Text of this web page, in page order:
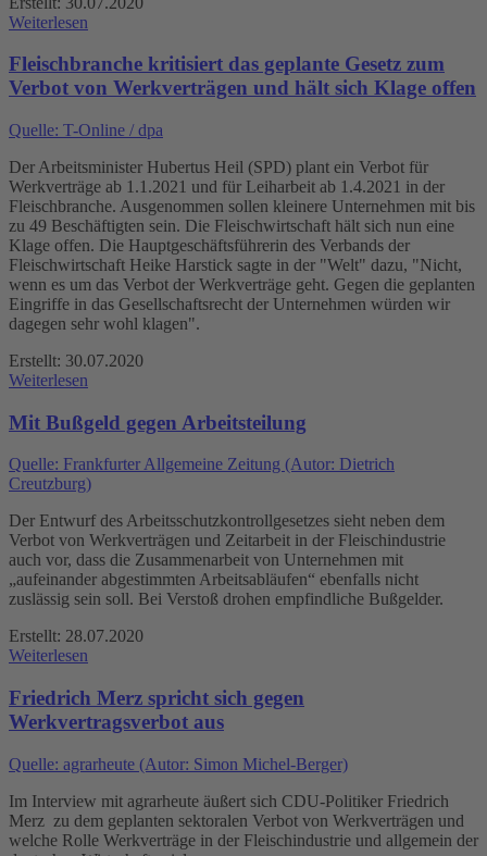
Weiterlesen
Fleischbranche kritisiert das geplante Gesetz zum
Verbot von Werkverträgen und hält sich Klage offen
Quelle: T-Online / dpa
Der Arbeitsminister Hubertus Heil (SPD) plant ein Verbot für
Werkverträge ab 1.1.2021 und für Leiharbeit ab 1.4.2021 in der
Fleischbranche. Ausgenommen sollen kleinere Unternehmen mit bis
zu 49 Beschäftigten sein. Die Fleischwirtschaft hält sich nun eine
Klage offen. Die Hauptgeschäftsführerin des Verbands der
Fleischwirtschaft Heike Harstick sagte in der "Welt" dazu, "Nicht,
wenn es um das Verbot der Werkverträge geht. Gegen die geplanten
Eingriffe in das Gesellschaftsrecht der Unternehmen würden wir
dagegen sehr wohl klagen".
Erstellt: 30.07.2020
Weiterlesen
Mit Bußgeld gegen Arbeitsteilung
Quelle: Frankfurter Allgemeine Zeitung (Autor: Dietrich
Creutzburg)
Der Entwurf des Arbeitsschutzkontrollgesetzes sieht neben dem
Verbot von Werkverträgen und Zeitarbeit in der Fleischindustrie
auch vor, dass die Zusammenarbeit von Unternehmen mit
„aufeinander abgestimmten Arbeitsabläufen“ ebenfalls nicht
zuslässig sein soll. Bei Verstoß drohen empfindliche Bußgelder.
Erstellt: 28.07.2020
Weiterlesen
Friedrich Merz spricht sich gegen
Werkvertragsverbot aus
Quelle: agrarheute (Autor: Simon Michel-Berger)
Im Interview mit agrarheute äußert sich CDU-Politiker Friedrich
Merz zu dem geplanten sektoralen Verbot von Werkverträgen und
welche Rolle Werkverträge in der Fleischindustrie und allgemein der